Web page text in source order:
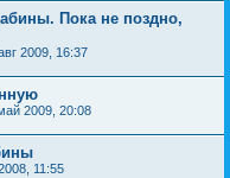
Пока не поздно,
2009, 16:37
2009, 20:08
11:55